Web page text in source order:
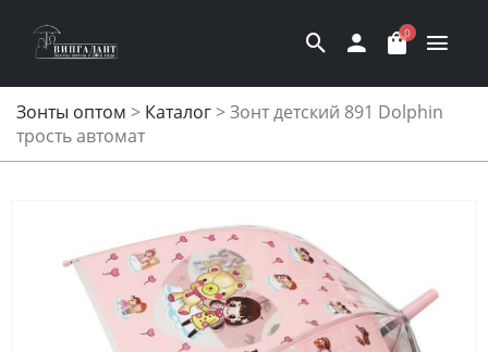
0
Зонты оптом > Каталог>Зонт детский 891 Dolphin
трость автомат